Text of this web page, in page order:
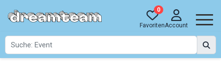
0
FavoritenAccount